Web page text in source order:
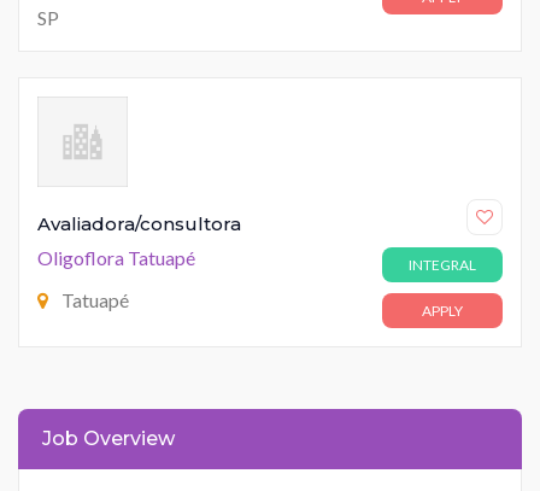
SP
Avaliadora/consultora
Oligoflora Tatuapé
Tatuapé
INTEGRAL
APPLY
Job Overview